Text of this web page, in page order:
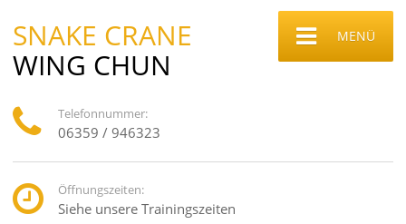
SNAKE CRANE
WING CHUN
MENÜ
Telefonnummer:
06359 / 946323
Öffnungszeiten:
Siehe unsere Trainingszeiten